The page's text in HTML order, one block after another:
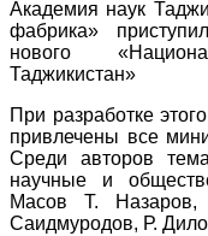
Академия наук
фабрика»
нового
Таджикистан»
При разработке
привлечены все
Среди авторов
научные и
Масов Т.
Саидмуродов, Р.